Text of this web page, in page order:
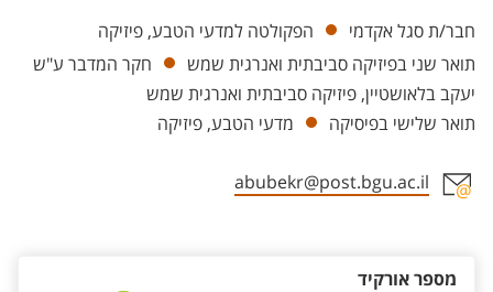
יחידות
חבר/ת סגל אקדמי
הפקולטה למדעי הטבע, פיזיקה
תואר שני בפיזיקה סביבתית ואנרגית שמש
חקר המדבר ע"ש
יעקב בלאושטיין, פיזיקה סביבתית ואנרגית שמש
תואר שלישי בפיסיקה
מדעי הטבע, פיזיקה
abubekr@post.bgu.ac.il
מספר אורקיד